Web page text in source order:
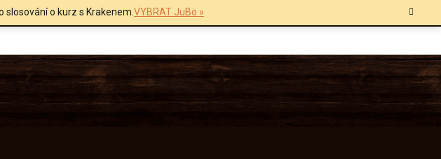
slosování o kurz s Krakenem.VYBRAT JuBö »